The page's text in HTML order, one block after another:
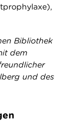
Bibliothek
dem
und des